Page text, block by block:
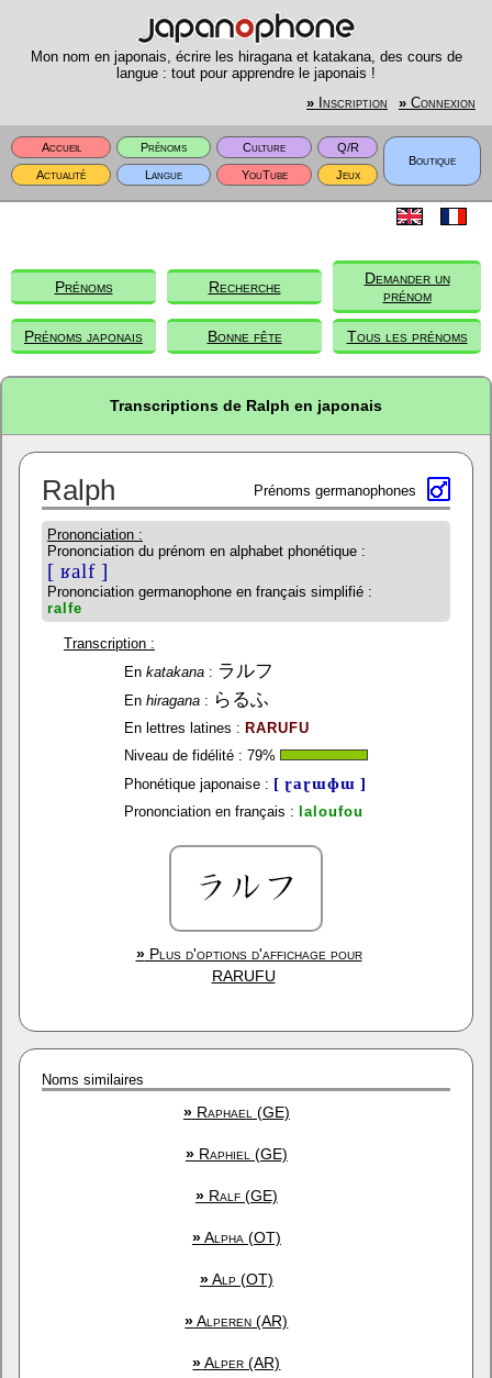
Mon nom en japonais, écrire les hiragana et katakana, des cours de
langue : tout pour apprendre le japonais !
» Inscription » Connexion
Accueil Prénoms Culture
Q/R
Boutique
Actualité
Langue YouTube Jeux
Prénoms Recherche
Demander un
prénom
Prénoms japonais Bonne fête Tous les prénoms
Transcriptions de Ralph en japonais
Ralph Prénoms germanophones
Prononciation :
Prononciation du prénom en alphabet phonétique :
[ ʁalf ]
Prononciation germanophone en français simplifié :
ralfe
Transcription :
En katakana : ラルフ
En hiragana : らるふ
En lettres latines : RARUFU
Niveau de fidélité : 79%
Phonétique japonaise : [ ɽaɽɯɸɯ ]
Prononciation en français : laloufou
»Plus d'options d'affichage pour
RARUFU
Noms similaires
»Raphael (GE)
»Raphiel (GE)
»Ralf (GE)
»Alpha (OT)
»Alp (OT)
»Alperen (AR)
»Alper (AR)